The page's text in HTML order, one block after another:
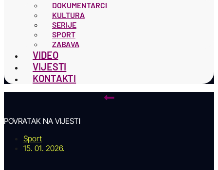
DOKUMENTARCI
KULTURA
SERIJE
SPORT
ZABAVA
VIDEO
VIJESTI
KONTAKTI
POVRATAK NA VIJESTI
Sport
15. 01. 2026.